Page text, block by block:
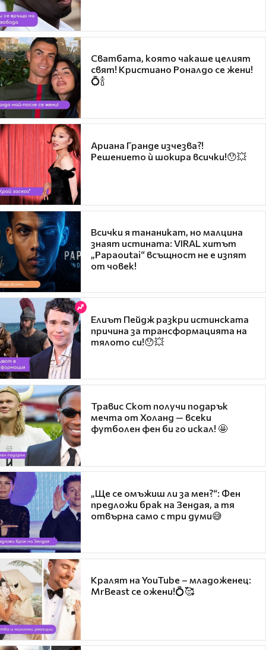
Сватбата, която чакаше целият
свят! Кристиано Роналдо се жени!
💍🍾
Ариана Гранде изчезва?!
Решението ѝ шокира всички!😯💥
Всички я тананикат, но малцина
знаят истината: VIRAL хитът
„Papaoutai“ всъщност не е изпят
от човек!
Елиът Пейдж разкри истинската
причина за трансформацията на
тялото си!😯💥
Травис Скот получи подарък
мечта от Холанд — всеки
футболен фен би го искал! 🤩
„Ще се омъжиш ли за мен?“: Фен
предложи брак на Зендая, а тя
отвърна само с три думи😅
Кралят на YouTube – младоженец:
MrBeast се ожени!💍🥰